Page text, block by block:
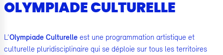
OLYMPIADE CULTURELLE
L’Olympiade Culturelle est une programmation artistique et
culturelle pluridisciplinaire qui se déploie sur tous les territoires